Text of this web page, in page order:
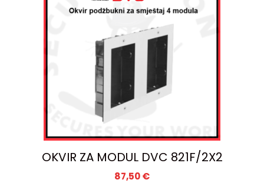
OKVIR ZA MODUL DVC 821F/2X2
87,50€